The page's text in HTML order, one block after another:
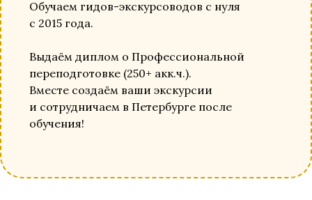
Обучаем гидов-экскурсоводов с нуля
с 2015 года.
Выдаём диплом о Профессиональной
переподготовке (250+ акк.ч.).
Вместе создаём ваши экскурсии
и сотрудничаем в Петербурге после
обучения!